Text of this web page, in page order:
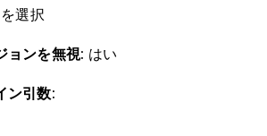
選択
ョンを無視: はい
ン引数: